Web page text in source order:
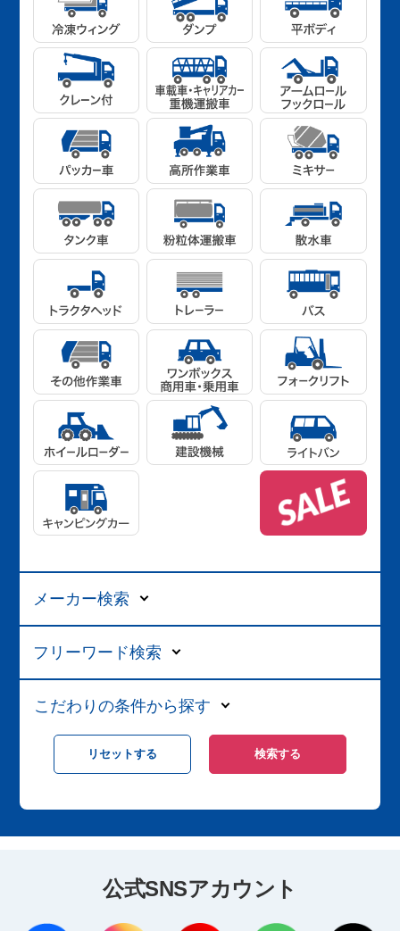
メーカー検索
フリーワード検索
こだわりの条件から探す
公式SNSアカウント